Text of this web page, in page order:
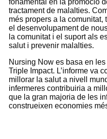
tractament de malalties.
més propers a la comunitat,
el desenvolupament de
la comunitat i el suport als
salut i prevenir malalties.
Nursing Now es basa en
Triple Impact. L’informe va
millorar la salut a nivell
infermeres contribuiria a
que la gran majoria de les
construeixen economies